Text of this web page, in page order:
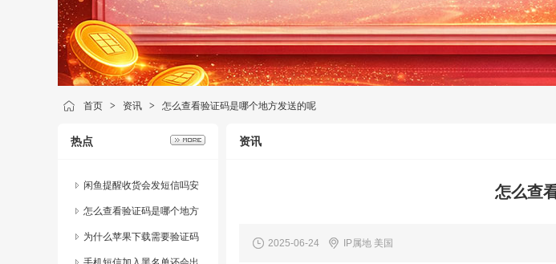
首页 > 资讯 > 怎么查看验证码是哪个地方发送的呢
热点
闲鱼提醒收货会发短信吗安
全吗
怎么查看验证码是哪个地方
发送的呢
为什么苹果下载需要验证码
资讯
怎么查
2025-06-24 IP属地 美国